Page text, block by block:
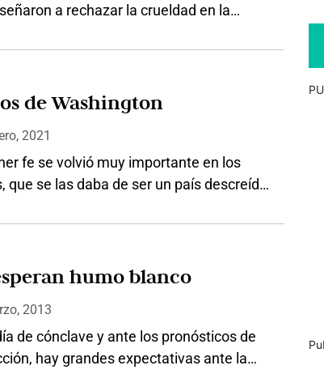
a rechazar la crueldad en la
horror los asesinatos y los martirios
los padres fundadores de la Iglesia a
romanos y sus secuaces.
de Washington
2021
fe se volvió muy importante en los
que se las daba de ser un país descreído.
entre las iglesias y muchísimos
los estado campesinos hicieron valer
su defensa de los elementos
humo blanco
2013
de cónclave y ante los pronósticos de
hay grandes expectativas ante la